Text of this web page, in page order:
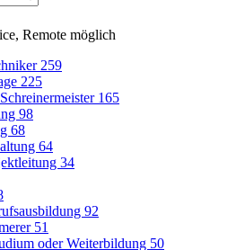
Remote möglich
259
225
165
98
68
64
34
92
51
oder Weiterbildung 50